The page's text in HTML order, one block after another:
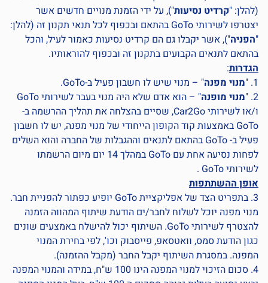
(להלן: "קרדיט נסיעות"), על ידי הזמנת מנויים חדשים אשר
יצטרפו לשירותי GoTo בהתאם ובכפוף לכל תנאי תקנון זה (להלן:
"הפניה"), אשר יקבלו גם הם קרדיט נסיעות כאמור לעיל, והכל
בהתאם לתנאים הקבועים בתקנון זה ובכפוף להוראותיו.
הגדרות:
1. "
מנוי מפנה" – מנוי שיש לו חשבון פעיל ב-GoTo.
2. " מנוי מופנה
" – הוא אדם שלא היה מנוי בעבר לשירותי GoTo
ו/או לשירותי Car2Go, שסיים בהצלחה את תהליך ההרשמה ב-
GoTo באמצעות קוד הקופון הייחודי של מנוי מפנה, יש לו חשבון
פעיל ב- GoTo בהתאם לתנאים וההגבלות של החברה והוא השלים
לפחות נסיעה אחת עם GoTo במהלך 14 יום מיום הרשמתו
לשירותי GoTo .
אופן ההשתתפות
3. בתפריט הצד של אפליקציית GoTo יופיע כפתור להפניית חבר.
מנוי מפנה יוכל לשלוח לחבר/ים הודעת שיתוף המהווה הזמנה
להצטרף לשירותי GoTo. השיתוף יכול להישלח באמצעים שונים
כגון הודעת סמס, וואטסאפ, פייסבוק וכו', לפי בחירת המנוי
המפנה. במסגרת השיתוף יקבל החבר (מקבל ההזמנה).
4. סכום הזיכוי למנוי המפנה הינו 100 ש"ח, במידה והמנוי המפנה